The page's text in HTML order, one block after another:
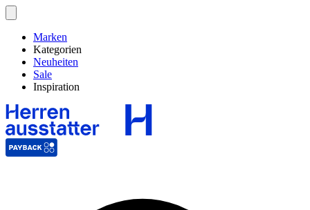
Marken
Kategorien
Neuheiten
Sale
Inspiration